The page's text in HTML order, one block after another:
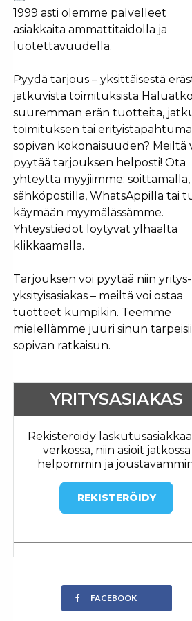
1999 asti olemme palvelleet
asiakkaita ammattitaidolla ja
luotettavuudella.
Pyydä tarjous – yksittäisestä
jatkuvista toimituksista Haluatko
suuremman erän tuotteita,
toimituksen tai
sopivan kokonaisuuden? Meiltä
pyytää tarjouksen helposti! Ota
yhteyttä myyjiimme: soittamalla,
sähköpostilla, WhatsAppilla tai
käymään myymälässämme.
Yhteystiedot löytyvät ylhäältä
klikkaamalla.
Tarjouksen voi pyytää niin
yksityisasiakas – meiltä voi ostaa
tuotteet kumpikin. Teemme
mielellämme juuri sinun
sopivan ratkaisun.
YRITYSASIAKAS
Rekisteröidy
verkossa, niin asioit jatkossa
helpommin ja
REKISTERÖIDY
FACEBOOK